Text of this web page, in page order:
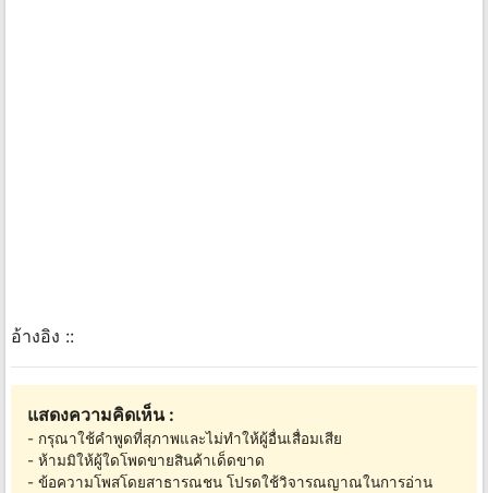
อ้างอิง ::
แสดงความคิดเห็น :
- กรุณาใช้คำพูดที่สุภาพและไม่ทำให้ผู้อื่นเสื่อมเสีย
- ห้ามมิให้ผู้ใดโพดขายสินค้าเด็ดขาด
- ข้อความโพสโดยสาธารณชน โปรดใช้วิจารณญาณในการอ่าน